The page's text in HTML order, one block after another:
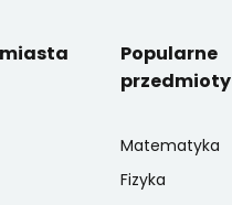
Popularne
przedmioty
Matematyka
Fizyka